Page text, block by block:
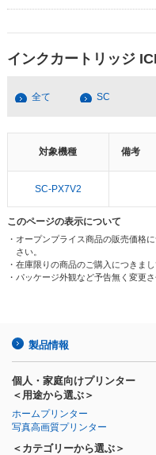
インクカートリッジ
全て SC
対象機種 備考
SC-PX7V2
このページの表示について
・オープンプライス商品の販売価格
さい。
・在庫限りの商品のご購入につきま
・パッケージ外観など予告無く変更
製品情報
個人・家庭向けプリンター
＜用途から選ぶ＞
ホームプリンター
写真高画質プリンター
＜カテゴリーから選ぶ＞